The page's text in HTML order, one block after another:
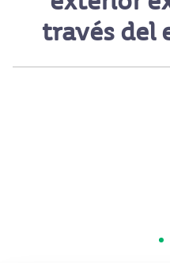
través del